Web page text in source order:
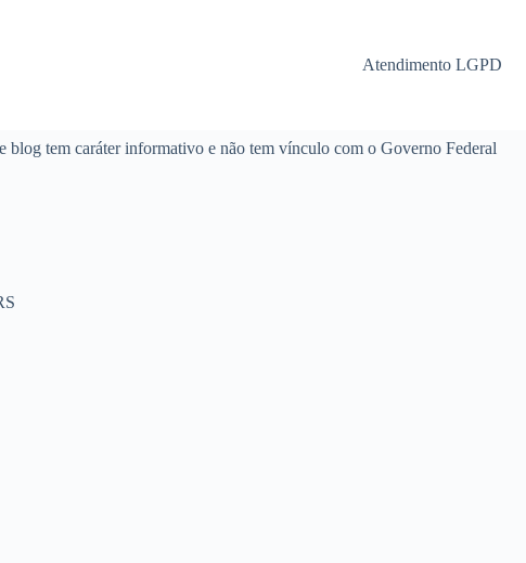
Atendimento LGPD
blog tem caráter informativo e não tem vínculo com o Governo Federal